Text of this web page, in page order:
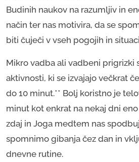
Budinih naukov na razumljiv in
način ter nas motivira, da se
biti čuječi v vseh pogojih in
Mikro vadba ali vadbeni prigrizki
aktivnosti, ki se izvajajo večkrat
do 10 minut.** Bolj koristno je
minut kot enkrat na nekaj dni
zdaj in Joga medtem nas
spomnimo gibanja čez dan in
dnevne rutine.